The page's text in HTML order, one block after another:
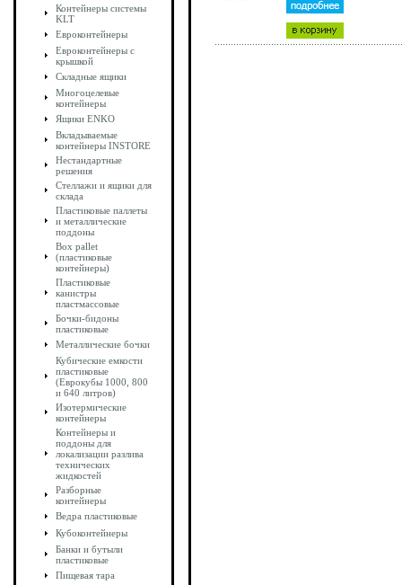
Контейнеры системы
KLT
Евроконтейнеры
Евроконтейнеры с
крышкой
Складные ящики
Многоцелевые
контейнеры
Ящики ENKO
Вкладываемые
контейнеры INSTORE
Нестандартные
решения
Стеллажи и ящики для
склада
Пластиковые паллеты
и металлические
поддоны
Box pallet
(пластиковые
контейнеры)
Пластиковые
канистры
пластмассовые
Бочки-бидоны
пластиковые
Металлические бочки
Кубические емкости
пластиковые
(Еврокубы 1000, 800
и 640 литров)
Изотермические
контейнеры
Контейнеры и
поддоны для
локализации разлива
технических
жидкостей
Разборные
контейнеры
Ведра пластиковые
Кубоконтейнеры
Банки и бутыли
пластиковые
Пищевая тара